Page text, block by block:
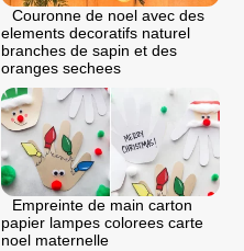
Couronne de noel avec des
elements decoratifs naturel
branches de sapin et des
oranges sechees
Empreinte de main carton
papier lampes colorees carte
noel maternelle